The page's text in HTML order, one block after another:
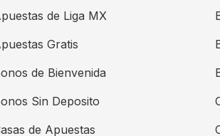
de Liga MX
Gratis
de Bienvenida
Sin Deposito
de Apuestas